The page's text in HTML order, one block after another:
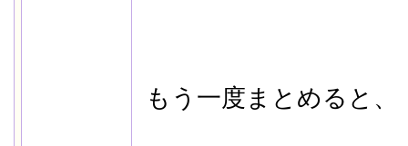
もう一度まとめると、